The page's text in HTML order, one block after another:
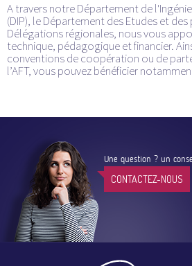
A travers notre Département de
(DIP), le Département des Etudes et
Délégations régionales, nous vous
technique, pédagogique et financier.
conventions de coopération ou de
l’AFT, vous pouvez bénéficier
Une question ? un
CONTACTEZ-NOUS